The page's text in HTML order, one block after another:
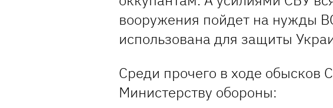
вооружения пойдет на нужды
использована для защиты
Среди прочего в ходе обысков
Министерству обороны: